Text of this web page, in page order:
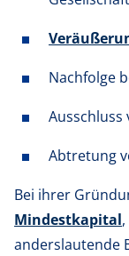
Nachfolge
Ausschluss
Abtretung
Bei ihrer
Mindestkapital
anderslautende